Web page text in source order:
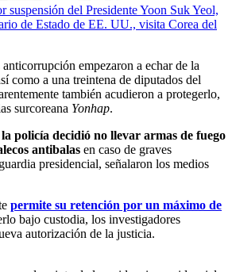
suspensión del Presidente Yoon Suk Yeol,
de Estado de EE. UU., visita Corea del
empezaron a echar de la
como a una treintena de diputados del
también acudieron a protegerlo,
surcoreana Yonhap.
la policía decidió no llevar armas de fuego
antibalas en caso de graves
presidencial, señalaron los medios
permite su retención por un máximo de
bajo custodia, los investigadores
autorización de la justicia.